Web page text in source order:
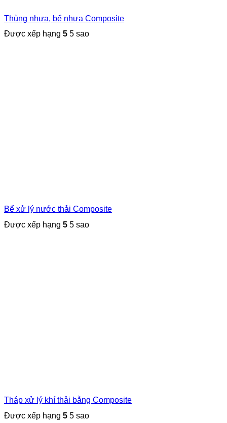
Thùng nhựa, bể nhựa Composite
Được xếp hạng 5 5 sao
Bể xử lý nước thải Composite
Được xếp hạng 5 5 sao
Tháp xử lý khí thải bằng Composite
Được xếp hạng 5 5 sao